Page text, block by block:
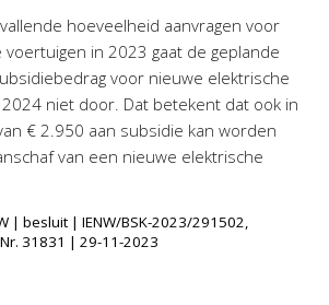
hoeveelheid aanvragen voor
in 2023 gaat de geplande
voor nieuwe elektrische
niet door. Dat betekent dat ook in
€ 2.950 aan subsidie kan worden
van een nieuwe elektrische
| besluit | IENW/BSK-2023/291502,
31831 | 29-11-2023